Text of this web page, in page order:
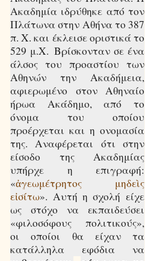
Ακαδημία ιδρύθηκε από τον
Πλάτωνα στην Αθήνα το 387
π. Χ. και έκλεισε οριστικά το
529 μ.Χ. Βρίσκονταν σε ένα
άλσος του προαστίου των
Αθηνών την Ακαδήμεια,
αφιερωμένο στον Αθηναίο
ήρωα Ακάδημο, από το
όνομα του οποίου
προέρχεται και η ονομασία
της. Αναφέρεται ότι στην
είσοδο της Ακαδημίας
υπήρχε η επιγραφή:
«ἀγεωμέτρητος μηδεὶς
εἰσίτω». Αυτή η σχολή είχε
ως στόχο να εκπαιδεύσει
«φιλοσόφους πολιτικούς»,
οι οποίοι θα είχαν τα
κατάλληλα εφόδια να